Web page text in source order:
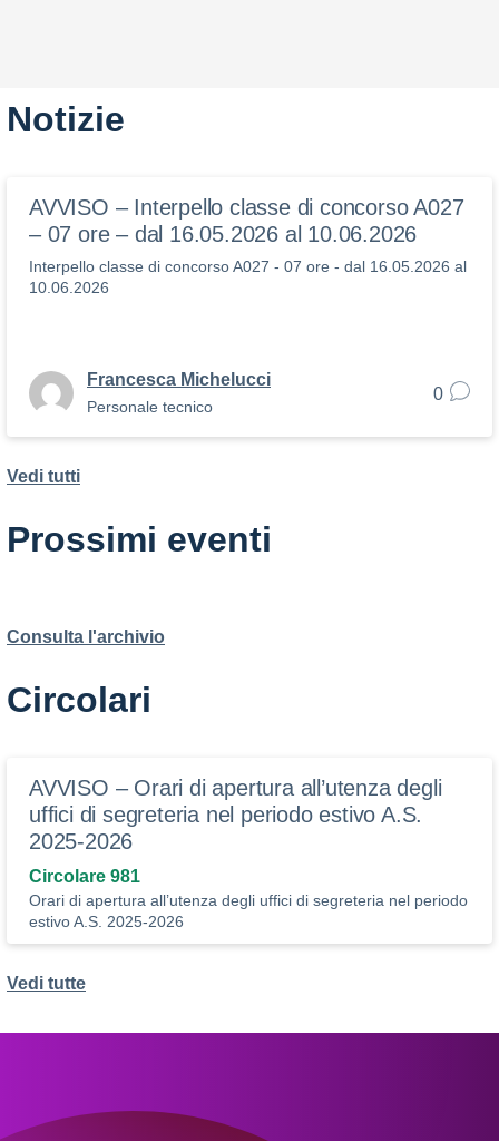
Notizie
AVVISO – Interpello classe di concorso A027
– 07 ore – dal 16.05.2026 al 10.06.2026
Interpello classe di concorso A027 - 07 ore - dal 16.05.2026 al
10.06.2026
Francesca Michelucci
Personale tecnico
0
Vedi tutti
Prossimi eventi
Consulta l'archivio
Circolari
AVVISO – Orari di apertura all’utenza degli
uffici di segreteria nel periodo estivo A.S.
2025-2026
Circolare 981
Orari di apertura all’utenza degli uffici di segreteria nel periodo
estivo A.S. 2025-2026
Vedi tutte